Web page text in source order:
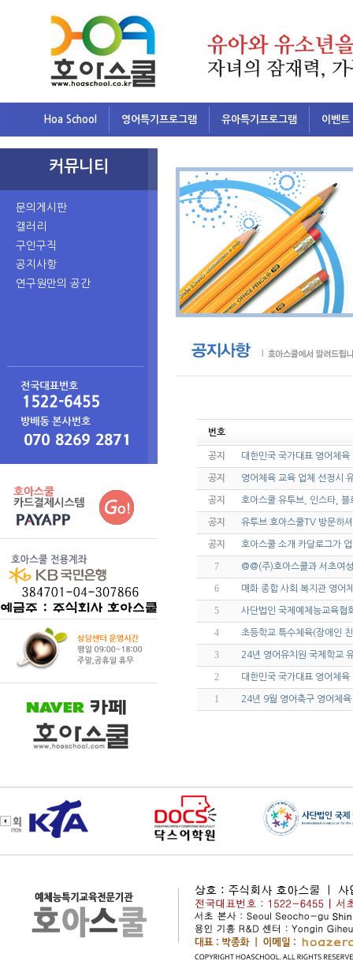
Hoa School 영어특기프로그램 유아특기프로그램 이벤트
커뮤니티
문의게시판
갤러리
구인구직
공지사항
연구원만의 공간
번호
공지 대한민국 국가대표 영어체
공지 영어체육 교육 업체 선정
공지 호아스쿨 유투브, 인스타,
공지 유투브 호아스쿨TV 방문하
공지 호아스쿨 소개 카달로그가
7 @@(주)호아스쿨과 서초여
6 매화 종합 사회 복지관 영어
5 사단법인 국제예체능교육협
4 초등학교 특수체육(장애인
3 24년 영어유치원 국제학교
2 대한민국 국가대표 영어체
1 24년 9월 영어축구 영어체